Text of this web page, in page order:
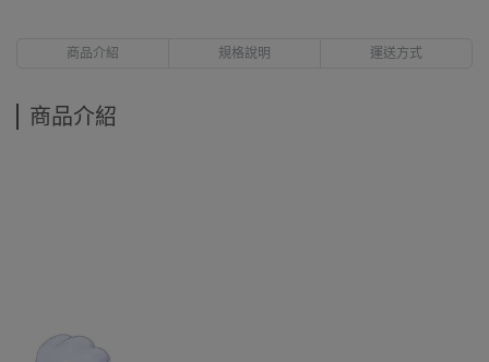
商品介紹 規格說明 運送方式
商品介紹